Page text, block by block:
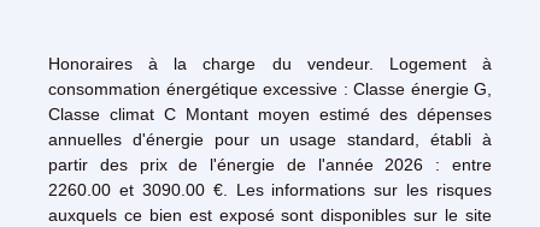
Honoraires à la charge du vendeur. Logement à
consommation énergétique excessive : Classe énergie G,
Classe climat C Montant moyen estimé des dépenses
annuelles d'énergie pour un usage standard, établi à
partir des prix de l'énergie de l'année 2026 : entre
2260.00 et 3090.00 €. Les informations sur les risques
auxquels ce bien est exposé sont disponibles sur le site